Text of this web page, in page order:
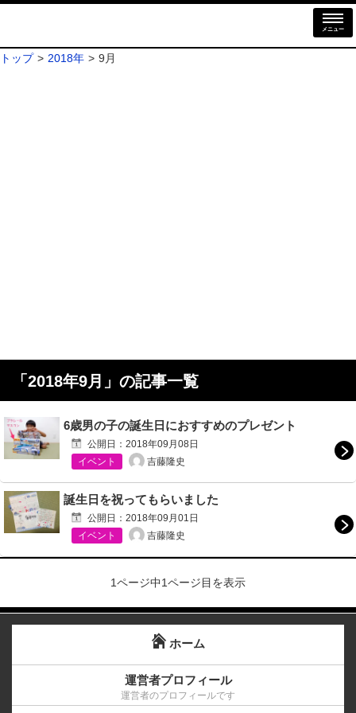
メニュー
トップ 2018年 9月
「 2018年9月 」の記事一覧
6歳男の子の誕生日におすすめのプレゼント
公開日： 2018年09月08日
イベント
吉藤隆史
誕生日を祝ってもらいました
公開日： 2018年09月01日
イベント
吉藤隆史
1ページ中1ページ目を表示
ホーム
運営者プロフィール
運営者のプロフィールです